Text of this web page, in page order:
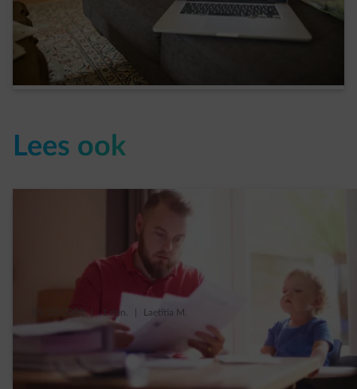
10 verrassende online activiteiten sinds het
coronavirus
Read more
Lees ook
| 1 min. Laetitia M.
Hoe wordt het bedrag van je
voorschotfactuur voor energie berekend?